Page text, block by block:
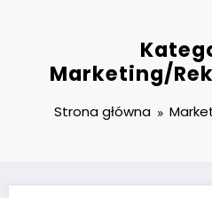
Marketing/
Strona główna